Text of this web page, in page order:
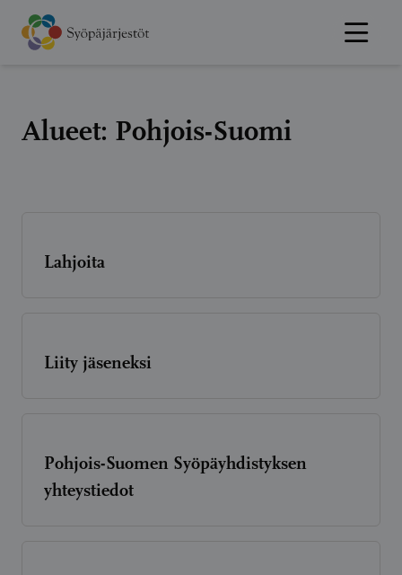
Hyppää
sisältöön
Alueet: Pohjois-Suomi
Lahjoita
Liity jäseneksi
Pohjois-Suomen Syöpäyhdistyksen
yhteystiedot